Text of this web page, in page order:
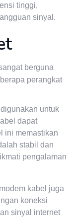
tinggi,
sinyal.
berguna
perangkat
untuk
dapat
ini memastikan
stabil dan
pengalaman
kabel juga
koneksi
sinyal internet